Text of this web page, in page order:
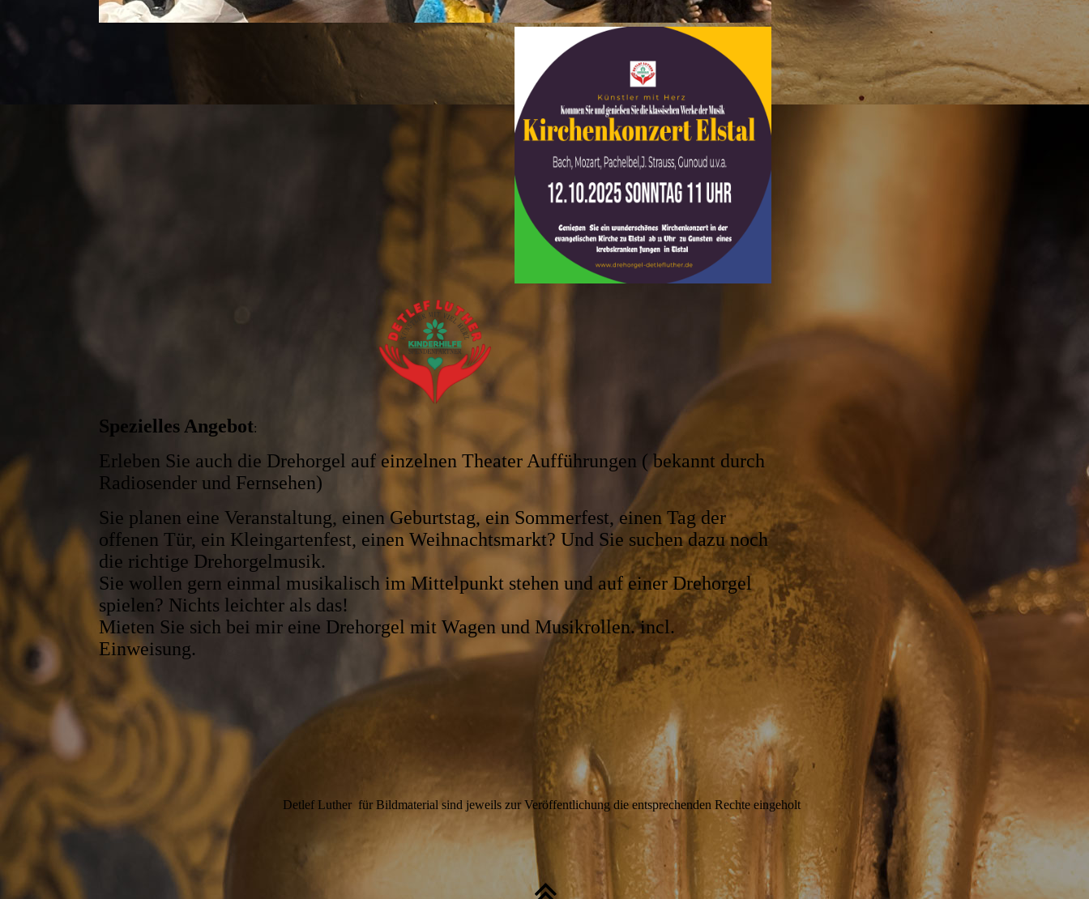
Spezielles Angebot:
Erleben Sie auch die Drehorgel auf einzelnen Theater Aufführungen ( bekannt durch
Radiosender und Fernsehen)
Sie planen eine Veranstaltung, einen Geburtstag, ein Sommerfest, einen Tag der
offenen Tür, ein Kleingartenfest, einen Weihnachtsmarkt? Und Sie suchen dazu noch
die richtige Drehorgelmusik.
Sie wollen gern einmal musikalisch im Mittelpunkt stehen und auf einer Drehorgel
spielen? Nichts leichter als das!
Mieten Sie sich bei mir eine Drehorgel mit Wagen und Musikrollen. incl.
Einweisung.
Detlef Luther für Bildmaterial sind jeweils zur Veröffentlichung die entsprechenden Rechte eingeholt